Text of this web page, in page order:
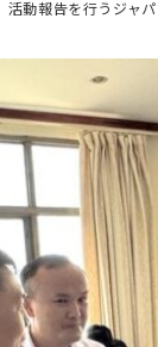
活動報告を行うジャ